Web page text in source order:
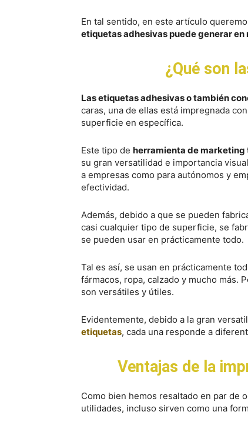
En tal sentido, en este artículo
etiquetas adhesivas puede generar en
¿Qué son
Las etiquetas adhesivas o también
caras, una de ellas está impregnada
superficie en específica.
Este tipo de herramienta de
su gran versatilidad e importancia
a empresas como para autónomos y
efectividad.
Además, debido a que se pueden
casi cualquier tipo de superficie, se
se pueden usar en prácticamente todo.
Tal es así, se usan en prácticamente
fármacos, ropa, calzado y mucho más.
son versátiles y útiles.
Evidentemente, debido a la gran
etiquetas, cada una responde a
Ventajas de la
Como bien hemos resaltado en par de
utilidades, incluso sirven como una